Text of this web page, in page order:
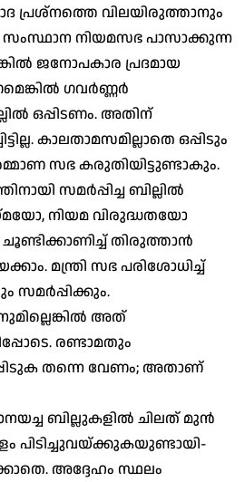
പ്രശ്നത്തെ വിലയിരുത്താനും
സംസ്ഥാന നിയമസഭ പാസാക്കുന്ന
ജനോപകാര പ്രദമായ
ഗവര്‍ണ്ണര്‍
ഒപ്പിടണം. അതിന്
കാലതാമസമില്ലാതെ ഒപ്പിടും
സഭ കരുതിയിട്ടുണ്ടാകും.
സമര്‍പ്പിച്ച ബില്ലില്‍
നിയമ വിരുദ്ധതയോ
ചൂണ്ടിക്കാണിച്ച് തിരുത്താന്‍
മന്ത്രി സഭ പരിശോധിച്ച്
സമര്‍പ്പിക്കും.
അത്
രണ്ടാമതും
തന്നെ വേണം; അതാണ്
ബില്ലുകളില്‍ ചിലത് മുന്‍
പിടിച്ചുവയ്ക്കുകയുണ്ടായി-
അദ്ദേഹം സ്ഥലം